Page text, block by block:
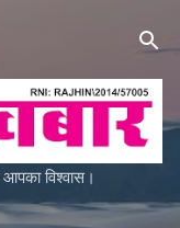
आपका विश्वास।